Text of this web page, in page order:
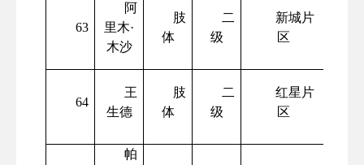
63
阿
里木·
木沙
肢
体
二
级
新城片
区
64
王
生德
肢
体
二
级
红星片
区
帕